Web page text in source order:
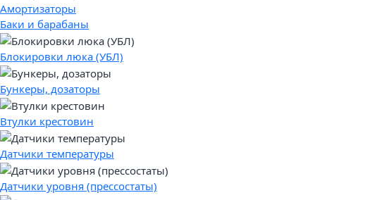
Амортизаторы
Баки и барабаны
Блокировки люка (УБЛ)
Бункеры, дозаторы
Втулки крестовин
Датчики температуры
Датчики уровня (прессостаты)